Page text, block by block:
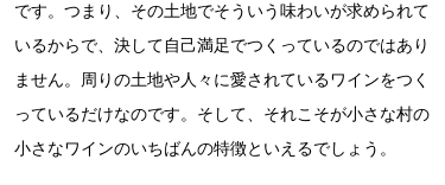
です。つまり、その土地でそういう味わいが求められて
いるからで、決して自己満足でつくっているのではあり
ません。周りの土地や人々に愛されているワインをつく
っているだけなのです。そして、それこそが小さな村の
小さなワインのいちばんの特徴といえるでしょう。